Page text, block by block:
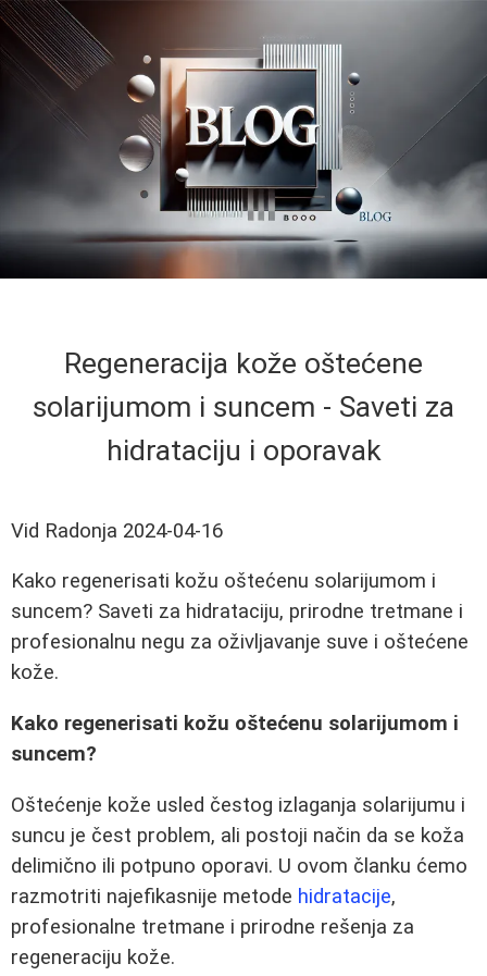
Regeneracija kože oštećene
solarijumom i suncem - Saveti za
hidrataciju i oporavak
Vid Radonja 2024-04-16
Kako regenerisati kožu oštećenu solarijumom i
suncem? Saveti za hidrataciju, prirodne tretmane i
profesionalnu negu za oživljavanje suve i oštećene
kože.
Kako regenerisati kožu oštećenu solarijumom i
suncem?
Oštećenje kože usled čestog izlaganja solarijumu i
suncu je čest problem, ali postoji način da se koža
delimično ili potpuno oporavi. U ovom članku ćemo
razmotriti najefikasnije metode hidratacije,
profesionalne tretmane i prirodne rešenja za
regeneraciju kože.